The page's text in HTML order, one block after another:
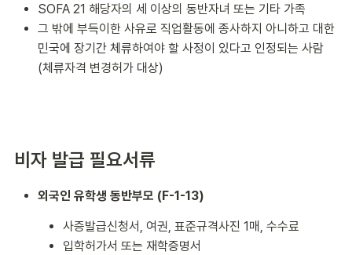
SOFA 21 해당자의 세 이상의 동반자녀 또는 기타 가족
그 밖에 부득이한 사유로 직업활동에 종사하지 아니하고 대한
민국에 장기간 체류하여야 할 사정이 있다고 인정되는 사람
(체류자격 변경허가 대상)
비자 발급 필요서류
외국인 유학생 동반부모 (F-1-13)
사증발급신청서, 여권, 표준규격사진 1매, 수수료
입학허가서 또는 재학증명서